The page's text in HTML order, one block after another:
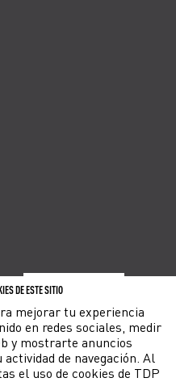
THERMOS ES UNA MARCA REGISTRADA
DE ESTE SITIO
mejorar tu experiencia
en redes sociales, medir
y mostrarte anuncios
de navegación. Al
el uso de cookies de TDP